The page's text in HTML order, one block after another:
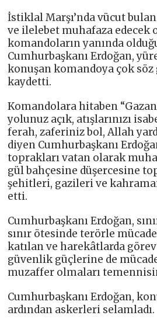
İstiklal Marşı’nda vücut
ve ilelebet muhafaza
komandoların yanında
Cumhurbaşkanı Erdoğan,
konuşan komandoya çok
kaydetti.
Komandolara hitaben
yolunuz açık, atışlarınızı
ferah, zaferiniz bol, Allah
diyen Cumhurbaşkanı
toprakları vatan olarak
gül bahçesine düşercesine
şehitleri, gazileri ve
etti.
Cumhurbaşkanı Erdoğan,
sınır ötesinde terörle
katılan ve harekâtlarda
güvenlik güçlerine de
muzaffer olmaları
Cumhurbaşkanı Erdoğan,
ardından askerleri selamladı.